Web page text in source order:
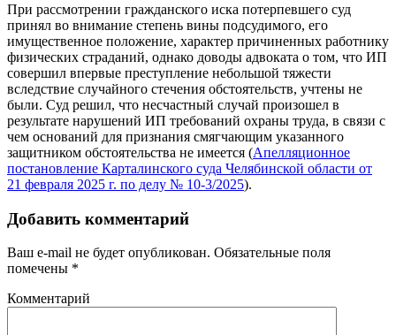
При рассмотрении гражданского иска потерпевшего суд
принял во внимание степень вины подсудимого, его
имущественное положение, характер причиненных работнику
физических страданий, однако доводы адвоката о том, что ИП
совершил впервые преступление небольшой тяжести
вследствие случайного стечения обстоятельств, учтены не
были. Суд решил, что несчастный случай произошел в
результате нарушений ИП требований охраны труда, в связи с
чем оснований для признания смягчающим указанного
защитником обстоятельства не имеется (Апелляционное
постановление Карталинского суда Челябинской области от
21 февраля 2025 г. по делу № 10-3/2025).
Добавить комментарий
Ваш e-mail не будет опубликован. Обязательные поля
помечены *
Комментарий